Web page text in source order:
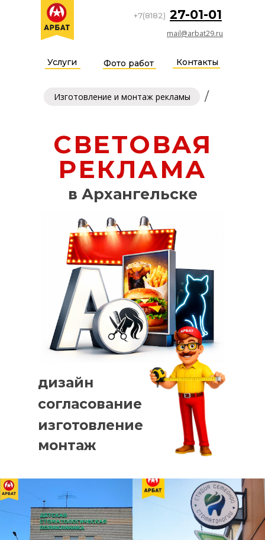
Услуги Фото работ Контакты
mail@arbat29.ru
27-01-01
+7(8182)
/
Изготовление и монтаж рекламы
СВЕТОВАЯ
РЕКЛАМА
в Архангельске
изготовление
монтаж
согласование
дизайн